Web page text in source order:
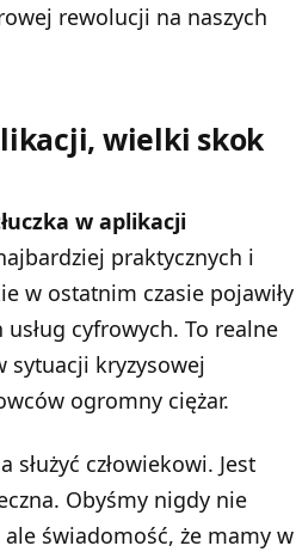
rewolucji na naszych
wielki skok
w aplikacji
praktycznych i
w ostatnim czasie pojawiły
cyfrowych. To realne
sytuacji kryzysowej
ogromny ciężar.
człowiekowi. Jest
Obyśmy nigdy nie
świadomość, że mamy w